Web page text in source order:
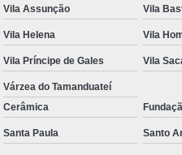
Espelho para
Vila Assunção Vila
Vila Helena Vila
Vila Príncipe de Gales Vila
Várzea do Tamanduateí
Cerâmica
Santa Paula Santo